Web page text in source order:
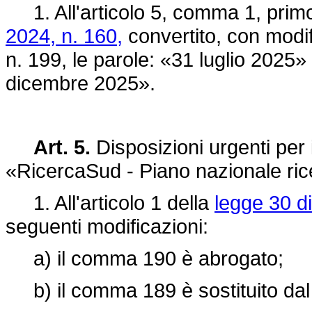
1. All'articolo 5, comma 1,
2024, n. 160, convertito, con
n. 199, le parole: «31 luglio
dicembre 2025».
Art. 5. Disposizioni urgenti
«RicercaSud - Piano nazionale
1. All'articolo 1 della legge 30
seguenti modificazioni:
a) il comma 190 è abrogato;
b) il comma 189 è sostituito